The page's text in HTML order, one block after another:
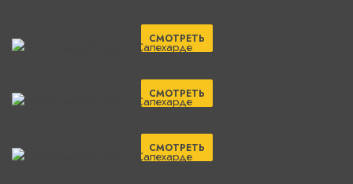
СМОТРЕТЬ
СМОТРЕТЬ
СМОТРЕТЬ